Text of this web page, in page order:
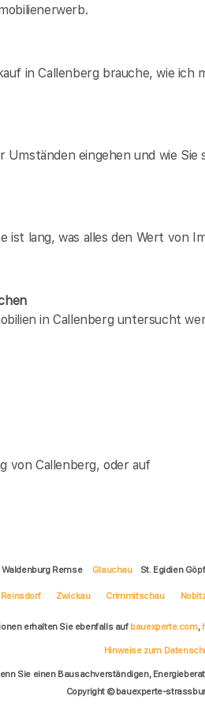
in Callenberg brauche, wie ich
eingehen und wie Sie
lang, was alles den Wert von
in Callenberg untersucht
von Callenberg, oder auf
Waldenburg Remse Glauchau St. Egidien
Reinsdorf Zwickau Crimmitschau
erhalten Sie ebenfalls auf bauexperte.com,
Hinweise zum
Sie einen Bausachverständigen,
Copyright © bauexperte-